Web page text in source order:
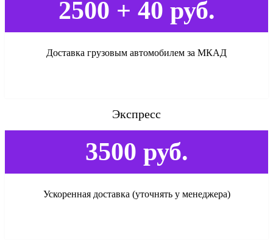
2500 + 40 руб.
Доставка грузовым автомобилем за МКАД
Экспресс
3500 руб.
Ускоренная доставка (уточнять у менеджера)